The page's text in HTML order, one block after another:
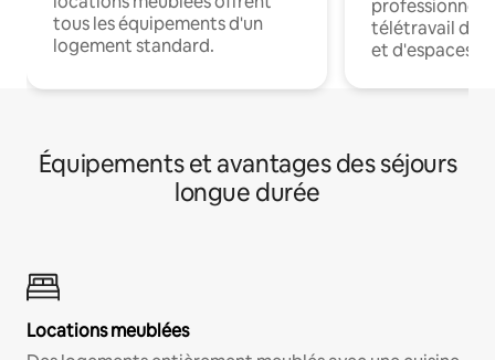
tous les équipements d'un
logement standard.
professionnels
télétravail
et d'espaces
Équipements et avantages des séjours
longue durée
Locations meublées